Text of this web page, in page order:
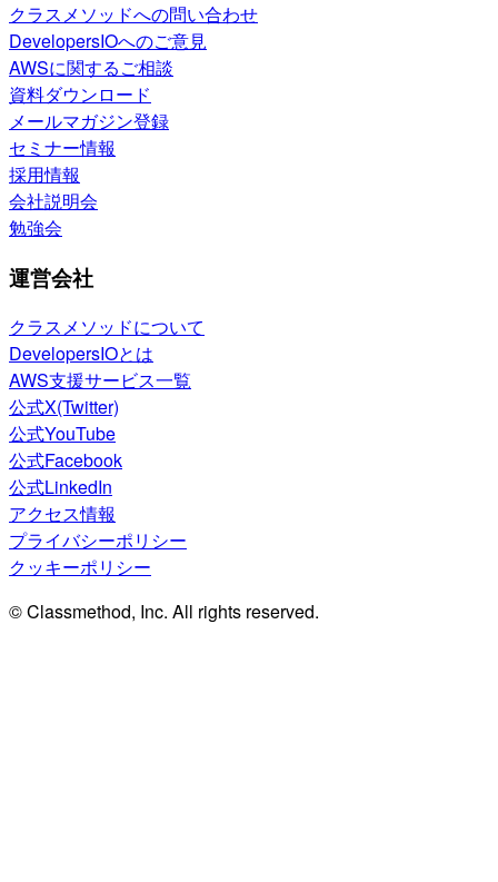
クラスメソッドへの問い合わせ
DevelopersIOへのご意見
AWSに関するご相談
資料ダウンロード
メールマガジン登録
セミナー情報
採用情報
会社説明会
勉強会
運営会社
クラスメソッドについて
DevelopersIOとは
AWS支援サービス一覧
公式X(Twitter)
公式YouTube
公式Facebook
公式LinkedIn
アクセス情報
プライバシーポリシー
クッキーポリシー
© Classmethod, Inc. All rights reserved.